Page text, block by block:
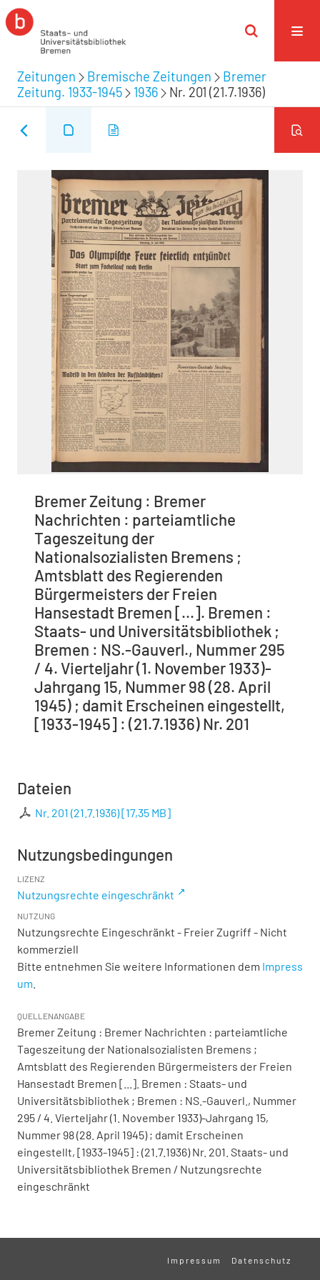
Zeitungen Bremische Zeitungen
Bremer
Zeitung. 1933-1945
1936 Nr. 201 (21.7.1936)
Bremer Zeitung : Bremer
Nachrichten : parteiamtliche
Tageszeitung der
Nationalsozialisten Bremens ;
Amtsblatt des Regierenden
Bürgermeisters der Freien
Hansestadt Bremen [...]. Bremen :
Staats- und Universitätsbibliothek ;
Bremen : NS.-Gauverl., Nummer 295
/ 4. Vierteljahr (1. November 1933)-
Jahrgang 15, Nummer 98 (28. April
1945) ; damit Erscheinen eingestellt,
[1933-1945] : (21.7.1936) Nr. 201
Dateien
Nr. 201 (21.7.1936)[17,35 MB]
Nutzungsbedingungen
LIZENZ
Nutzungsrechte eingeschränkt
NUTZUNG
Nutzungsrechte Eingeschränkt - Freier Zugriff - Nicht
kommerziell
Bitte entnehmen Sie weitere Informationen dem Impress
um
QUELLENANGABE
Bremer Zeitung : Bremer Nachrichten : parteiamtliche
Tageszeitung der Nationalsozialisten Bremens ;
Amtsblatt des Regierenden Bürgermeisters der Freien
Hansestadt Bremen [...]. Bremen : Staats- und
Universitätsbibliothek ; Bremen : NS.-Gauverl., Nummer
295 / 4. Vierteljahr (1. November 1933)-Jahrgang 15,
Nummer 98 (28. April 1945) ; damit Erscheinen
eingestellt, [1933-1945] : (21.7.1936) Nr. 201. Staats- und
Universitätsbibliothek Bremen / Nutzungsrechte
eingeschränkt
Impressum Datenschutz